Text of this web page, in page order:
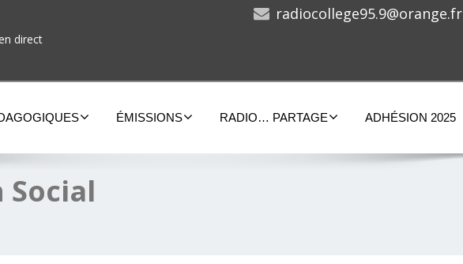
direct
radiocollege95.9@orange.fr
ÉMISSIONS RADIO… PARTAGE ADHÉSION 2025
Social